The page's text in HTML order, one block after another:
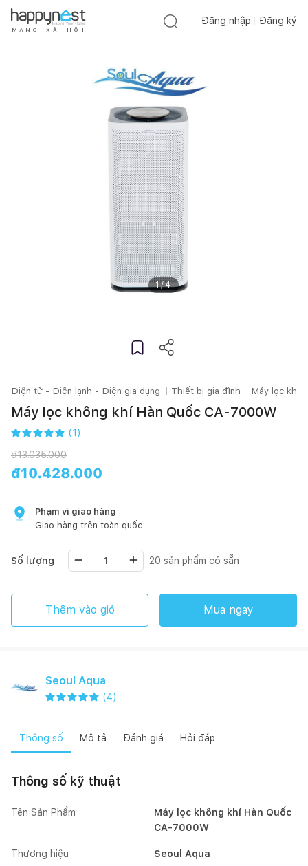
M Ạ N G X Ã H Ộ I
Đăng nhập Đăng ký
1/4
Điện tử - Điện lạnh - Điện gia dụng Thiết bị gia đình Máy lọc
Máy lọc không khí Hàn Quốc CA-7000W
(1 )
đ13.035.000
đ10.428.000
Phạm vi giao hàng
Giao hàng trên toàn quốc
Số lượng 20 sản phẩm có sẵn
Thêm vào giỏ Mua ngay
Seoul Aqua
(4)
Thông số Mô tả Đánh giá Hỏi đáp
Thông số kỹ thuật
Tên Sản Phẩm
Máy lọc không khí Hàn Quốc
CA-7000W
Thương hiệu Seoul Aqua